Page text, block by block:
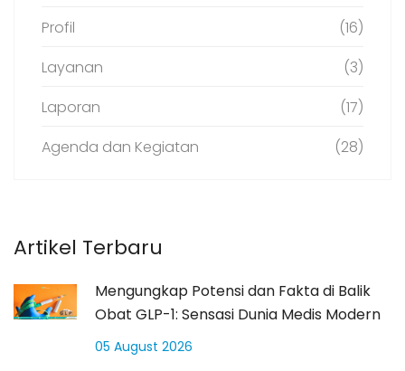
Profil
(16)
Layanan
(3)
Laporan
(17)
Agenda dan Kegiatan
(28)
Artikel Terbaru
Mengungkap Potensi dan Fakta di Balik
Obat GLP-1: Sensasi Dunia Medis Modern
05 August 2026